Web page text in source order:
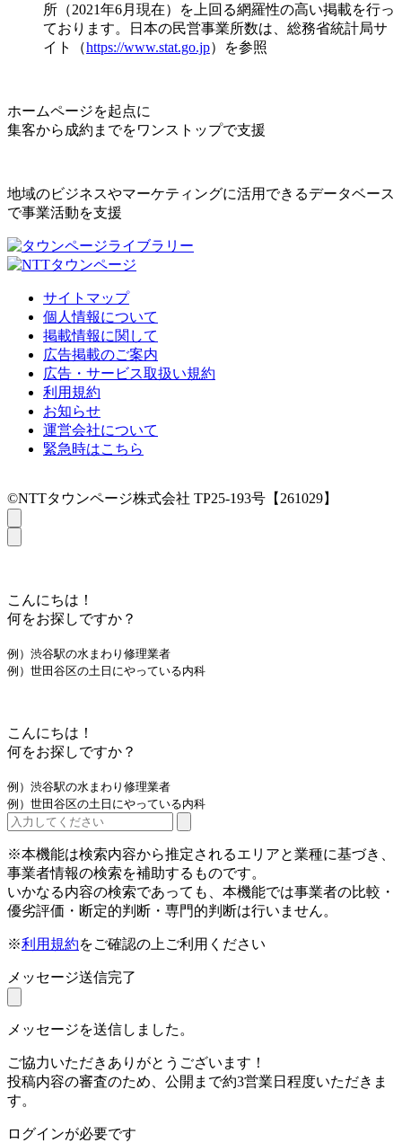
所（2021年6月現在）を上回る網羅性の高い掲載を行っ
ております。日本の民営事業所数は、総務省統計局サ
イト（https://www.stat.go.jp）を参照
ホームページを起点に
集客から成約までをワンストップで支援
地域のビジネスやマーケティングに活用できるデータベース
で事業活動を支援
サイトマップ
個人情報について
掲載情報に関して
広告掲載のご案内
広告・サービス取扱い規約
利用規約
お知らせ
運営会社について
緊急時はこちら
©NTTタウンページ株式会社 TP25-193号【261029】
こんにちは！
何をお探しですか？
例）渋谷駅の水まわり修理業者
例）世田谷区の土日にやっている内科
こんにちは！
何をお探しですか？
例）渋谷駅の水まわり修理業者
例）世田谷区の土日にやっている内科
※本機能は検索内容から推定されるエリアと業種に基づき、
事業者情報の検索を補助するものです。
いかなる内容の検索であっても、本機能では事業者の比較・
優劣評価・断定的判断・専門的判断は行いません。
※利用規約をご確認の上ご利用ください
メッセージ送信完了
メッセージを送信しました。
ご協力いただきありがとうございます！
投稿内容の審査のため、公開まで約3営業日程度いただきま
す。
ログインが必要です